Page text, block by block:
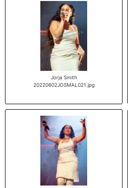
Jorja Smith
20220602JOSMAL021.jpg